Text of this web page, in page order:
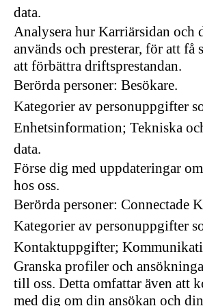
data.
Analysera hur Karriärsidan och
används och presterar, för att få
att förbättra driftsprestandan.
Berörda personer: Besökare.
Kategorier av personuppgifter
Enhetsinformation; Tekniska
data.
Förse dig med uppdateringar
hos oss.
Berörda personer: Connectade
Kategorier av personuppgifter
Kontaktuppgifter;
Granska profiler och
till oss. Detta omfattar även att
med dig om din ansökan och